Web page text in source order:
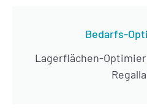
Bedarfs-
Lagerflächen-